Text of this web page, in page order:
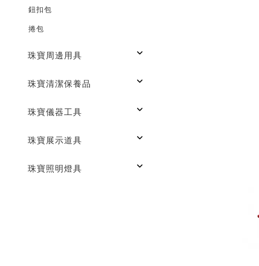
鈕扣包
捲包
珠寶周邊用具
珠寶清潔保養品
珠寶儀器工具
珠寶展示道具
珠寶照明燈具